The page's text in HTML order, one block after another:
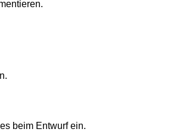
beim Entwurf ein.